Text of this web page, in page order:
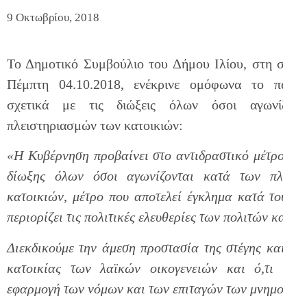
9 Οκτωβρίου, 2018
Το Δημοτικό Συμβούλιο του Δήμου Ιλίου, στη
Πέμπτη 04.10.2018, ενέκρινε ομόφωνα το
σχετικά με τις διώξεις όλων όσοι
πλειστηριασμών των κατοικιών:
«Η Κυβέρνηση προβαίνει στο αντιδραστικό
δίωξης όλων όσοι αγωνίζονται κατά των
κατοικιών, μέτρο που αποτελεί έγκλημα κατά
περιορίζει τις πολιτικές ελευθερίες των πολιτών
Διεκδικούμε την άμεση προστασία της στέγης
κατοικίας των λαϊκών οικογενειών και
εφαρμογή των νόμων και των επιταγών των